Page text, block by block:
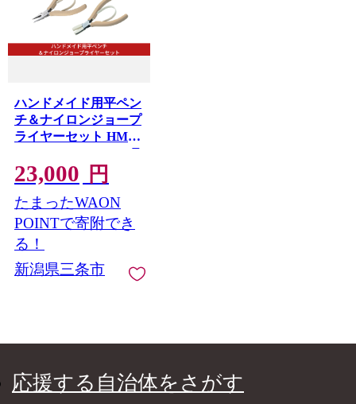
ハンドメイド用平ペン
チ＆ナイロンジョープ
ライヤーセット HM-
03BG HM-04BG BG ラ
イトベージュ クラフ
ト ハンドメイド アク
セサリー 燕三条製
[3.peaks(スリーピーク
ス)]【023S099】
23,000 円
たまったWAON
POINTで寄附でき
る！
新潟県三条市
応援する自治体をさがす